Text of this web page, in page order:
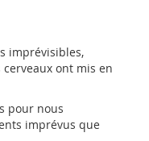
imprévisibles,
ont mis en
pour nous
imprévus que